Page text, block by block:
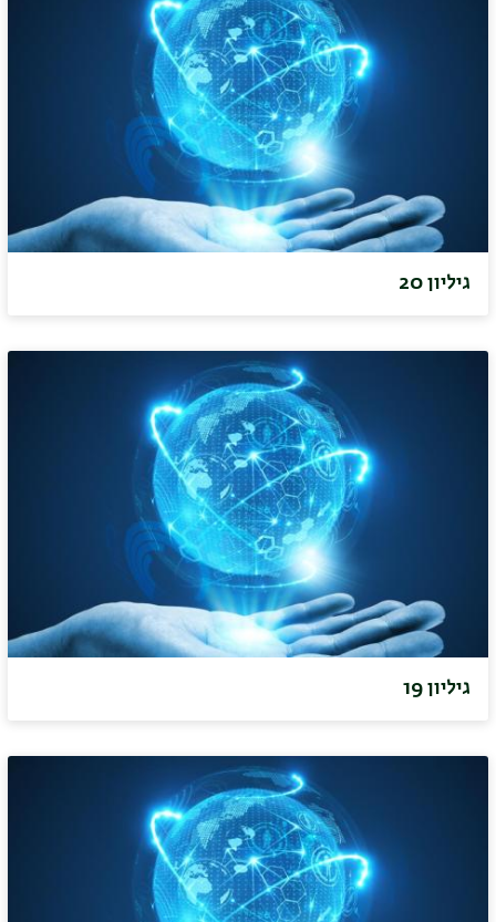
גיליון 20
גיליון 19